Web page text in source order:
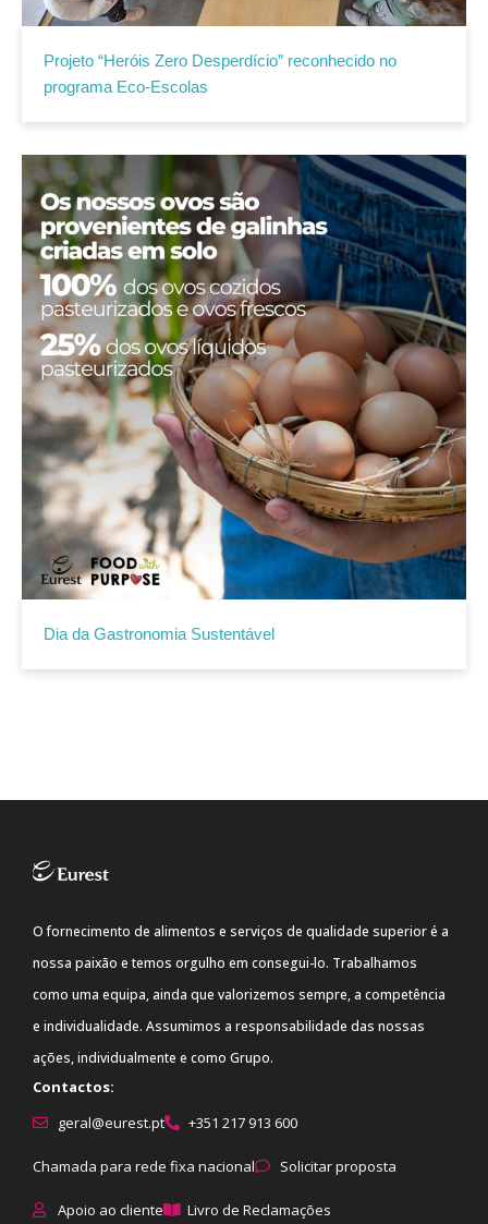
Projeto “Heróis Zero Desperdício” reconhecido no
programa Eco-Escolas
Dia da Gastronomia Sustentável
O fornecimento de alimentos e serviços de qualidade superior é a
nossa paixão e temos orgulho em consegui-lo. Trabalhamos
como uma equipa, ainda que valorizemos sempre, a competência
e individualidade. Assumimos a responsabilidade das nossas
ações, individualmente e como Grupo.
Contactos:
geral@eurest.pt
+351 217 913 600
Chamada para rede fixa nacional Solicitar proposta
Apoio ao cliente Livro de Reclamações